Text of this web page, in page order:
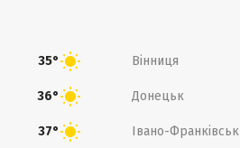
35° Вінниця
36° Донецьк
37° Івано-Франківськ